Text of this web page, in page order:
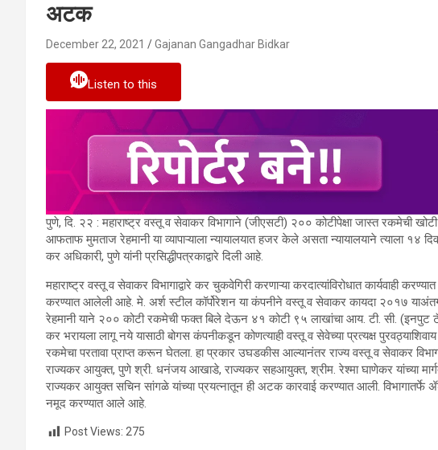
अटक
December 22, 2021 Gajanan Gangadhar Bidkar
Listen to this
पुणे, दि. २२ : महाराष्ट्र वस्तू व सेवाकर विभागाने (जीएसटी) २०० कोटीपेक्षा जास्त रकमेची
आफताफ मुमताज रेहमानी या व्यापाऱ्याला न्यायालयात हजर केले असता न्यायालयाने त्याला १४
कर अधिकारी, पुणे यांनी प्रसिद्धीपत्रकाद्वारे दिली आहे.
महाराष्ट्र वस्तू व सेवाकर विभागाद्वारे कर चुकवेगिरी करणाऱ्या करदात्यांविरोधात कार्यवाही
करण्यात आलेली आहे. मे. अर्श स्टील कॉर्पोरेशन या कंपनीने वस्तू व सेवाकर कायदा २०१७
रेहमानी याने २०० कोटी रकमेची फक्त बिले देऊन ४१ कोटी ९५ लाखांचा आय. टी. सी. (इनपुट
कर भरायला लागू नये यासाठी बोगस कंपनीकडून कोणत्याही वस्तू व सेवेच्या प्रत्यक्ष
रकमेचा परतावा प्राप्त करून घेतला. हा प्रकार उघडकीस आल्यानंतर राज्य वस्तू व सेवाकर
राज्यकर आयुक्त, पुणे श्री. धनंजय आखाडे, राज्यकर सहआयुक्त, श्रीम. रेश्मा घाणेकर यांच्या
राज्यकर आयुक्त सचिन सांगळे यांच्या प्रयत्नातून ही अटक कारवाई करण्यात आली. विभागातर्फे
नमूद करण्यात आले आहे.
Post Views: 275